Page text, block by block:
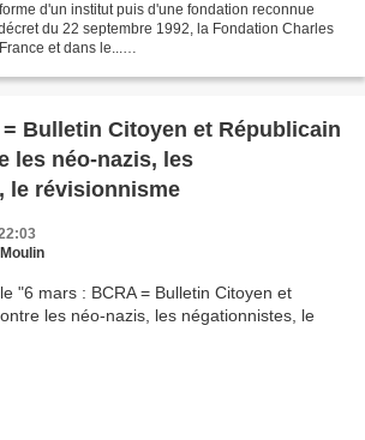
d'un institut puis d'une fondation reconnue
du 22 septembre 1992, la Fondation Charles
et dans le...
Bulletin Citoyen et Républicain
les néo-nazis, les
le révisionnisme